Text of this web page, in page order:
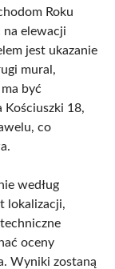
Roku
na elewacji
jest ukazanie
mural,
być
Kościuszki 18,
co
według
lokalizacji,
oceny
Wyniki zostaną